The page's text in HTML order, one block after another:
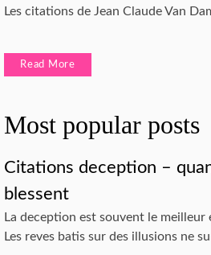
Les citations de Jean Claude Van
Read More
Most popular posts
Citations deception –
blessent
La deception est souvent le meilleur
Les reves batis sur des illusions ne